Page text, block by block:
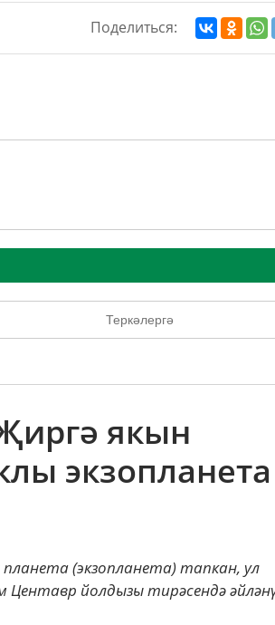
Поделиться:
Теркәлергә
якын
экзопланета
(экзопланета) тапкан, ул
Центавр йолдызы тирәсендә